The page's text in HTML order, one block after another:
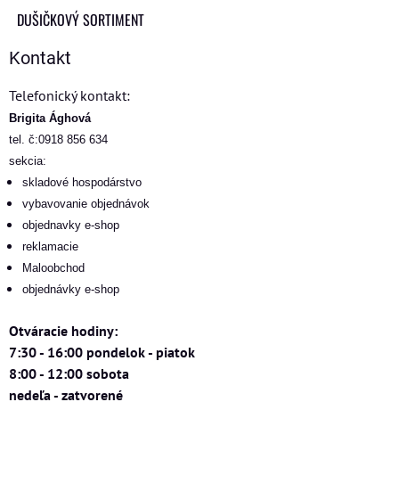
DUŠIČKOVÝ SORTIMENT
Kontakt
Telefonický kontakt:
Brigita Ághová
tel. č:0918 856 634
sekcia:
skladové hospodárstvo
vybavovanie objednávok
objednavky e-shop
reklamacie
Maloobchod
objednávky e-shop
Otváracie hodiny:
7:30 - 16:00 pondelok - piatok
8:00 - 12:00 sobota
nedeľa - zatvorené